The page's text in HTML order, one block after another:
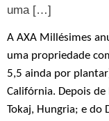
uma […]
A AXA Millésimes
uma propriedade
5,5 ainda por
Califórnia. Depois
Tokaj, Hungria; e do